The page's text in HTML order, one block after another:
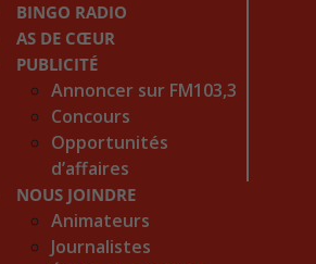
BINGO RADIO
AS DE CŒUR
PUBLICITÉ
Annoncer sur FM103,3
Concours
Opportunités
d’affaires
NOUS JOINDRE
Animateurs
Journalistes